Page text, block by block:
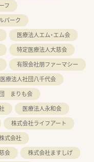
フ
パーク
医療法人エム・エム会
特定医療法人大慈会
有限会社朋ファーマシー
医療法人社団八千代会
まりも会
医療法人永和会
株式会社ライフアート
式会社
会
株式会社ますしげ